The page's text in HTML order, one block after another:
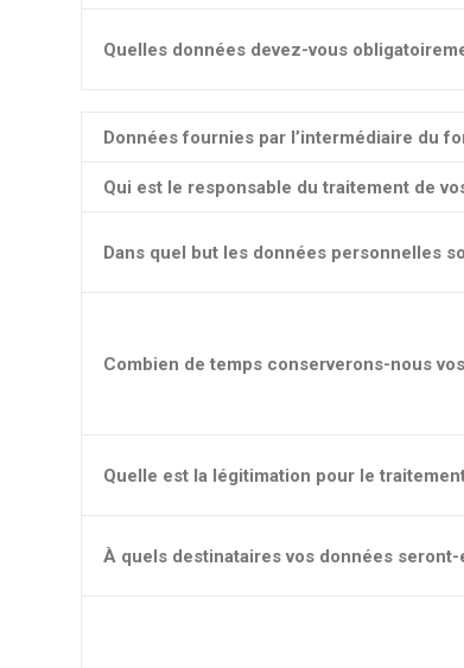
Quelles données devez-vous
Données fournies par l’intermédiaire du
Qui est le responsable du traitement de
Dans quel but les données personnelles
Combien de temps conserverons-nous
Quelle est la légitimation pour le
À quels destinataires vos données